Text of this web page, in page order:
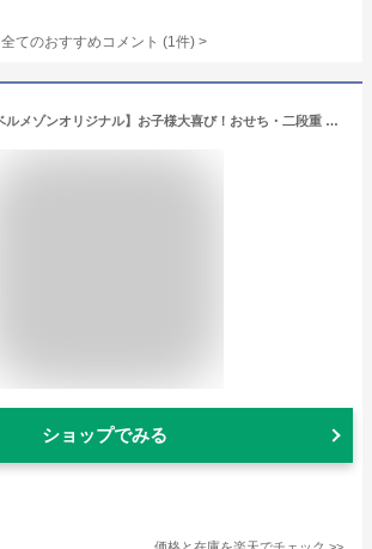
全てのおすすめコメント (1件) >
＜予約＞ 【ベルメゾンオリジナル】お子様大喜び！おせち・二段重 TVアニメ『SPY×FAMILY』 ：スイートポテト3個付き◇ おせち 2027 予約 新春 和風 洋風 和食 お節 お重 重箱 2段 3人 冷凍 キャラクター アニメ 子ども 正月 盛り付け済み かわいい
ショップでみる